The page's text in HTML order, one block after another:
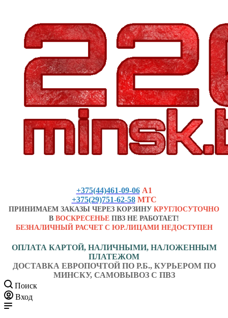
+375(44)461-09-06 А1
+375(29)751-62-58 МТС
ПРИНИМАЕМ ЗАКАЗЫ ЧЕРЕЗ КОРЗИНУ КРУГЛОСУТОЧНО
В ВОСКРЕСЕНЬЕ ПВЗ НЕ РАБОТАЕТ!
БЕЗНАЛИЧНЫЙ РАСЧЕТ С ЮР.ЛИЦАМИ НЕДОСТУПЕН
ОПЛАТА КАРТОЙ, НАЛИЧНЫМИ, НАЛОЖЕННЫМ
ПЛАТЕЖОМ
ДОСТАВКА ЕВРОПОЧТОЙ ПО Р.Б., КУРЬЕРОМ ПО
МИНСКУ, САМОВЫВОЗ С ПВЗ
Поиск
Вход